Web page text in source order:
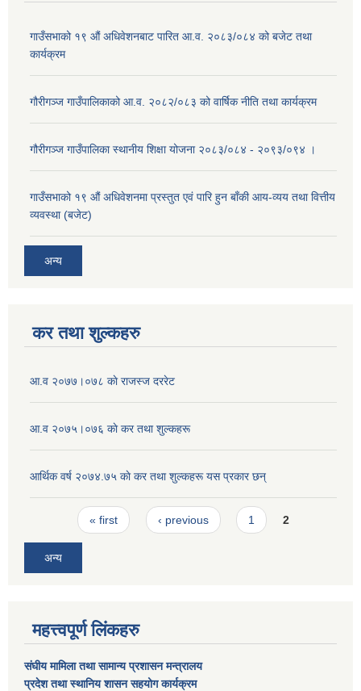
गाउँसभाको १९ औं अधिवेशनबाट पारित आ.व. २०८३/०८४ को बजेट तथा
कार्यक्रम
गौरीगञ्ज गाउँपालिकाको आ.व. २०८२/०८३ को वार्षिक नीति तथा कार्यक्रम
गौरीगञ्ज गाउँपालिका स्थानीय शिक्षा योजना २०८३/०८४ - २०९३/०९४ ।
गाउँसभाको १९ ‌औं अधिवेशनमा प्रस्तुत एवं पारि हुन बाँकी आय-व्यय तथा वित्तीय
व्यवस्था (बजेट)
अन्य
कर तथा शुल्कहरु
आ‍.व २०७७।०७८ काे राजस्ज दररेट
आ.व २०७५।०७६ काे कर तथा शुल्कहरू
आर्थिक वर्ष २०७४.७५ काे कर तथा शुल्कहरू यस प्रकार छन्
Pages« first ‹ previous 1 2
अन्य
महत्त्वपूर्ण लिंकहरु
संघीय मामिला तथा सामान्य प्रशासन मन्त्रालय
प्रदेश तथा स्थानिय शासन सहयोग कार्यक्रम